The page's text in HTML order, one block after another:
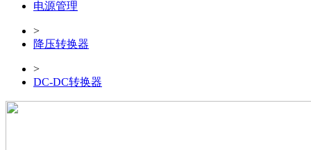
电源管理
>
降压转换器
>
DC-DC转换器